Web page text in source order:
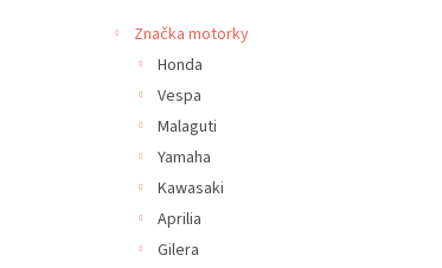
Značka motorky
Honda
Vespa
Malaguti
Yamaha
Kawasaki
Aprilia
Gilera